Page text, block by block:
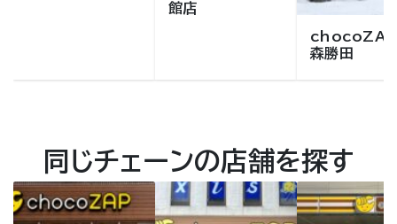
館店
chocoZAP
森勝田
同じチェーンの店舗を探す